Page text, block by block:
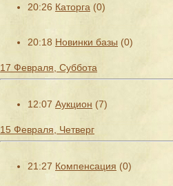
20:26 Каторга (0)
20:18 Новинки базы (0)
17 Февраля, Суббота
12:07 Аукцион (7)
15 Февраля, Четверг
21:27 Компенсация (0)